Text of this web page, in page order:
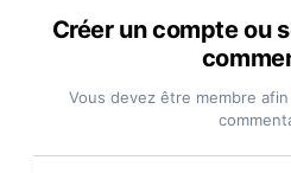
Créer un compte ou
Vous devez être membre